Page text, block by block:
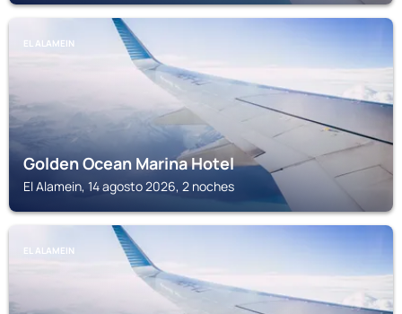
EL ALAMEIN
Golden Ocean Marina Hotel
El Alamein, 14 agosto 2026, 2 noches
EL ALAMEIN